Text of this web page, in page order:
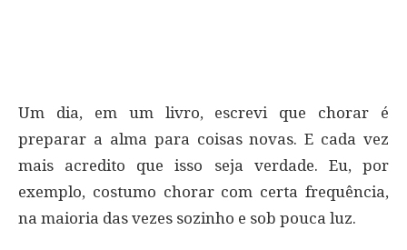
Um dia, em um livro, escrevi que chorar é
preparar a alma para coisas novas. E cada vez
mais acredito que isso seja verdade. Eu, por
exemplo, costumo chorar com certa frequência,
na maioria das vezes sozinho e sob pouca luz.